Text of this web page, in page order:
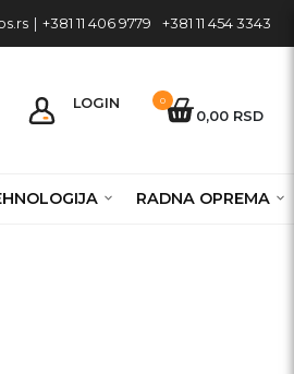
+381 11 406 9779 +381 11 454 3343
LOGIN
0,00 RSD
0
RADNA OPREMA